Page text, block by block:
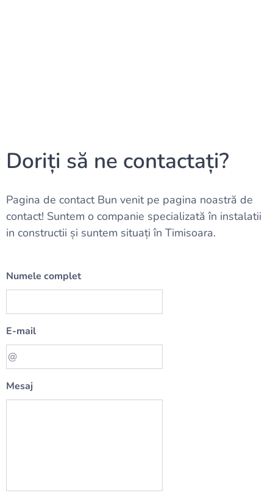
Doriți să ne contactați?
Pagina de contact Bun venit pe pagina noastră de
contact! Suntem o companie specializată în instalatii
in constructii și suntem situați în Timisoara.
Numele complet
E-mail
Mesaj